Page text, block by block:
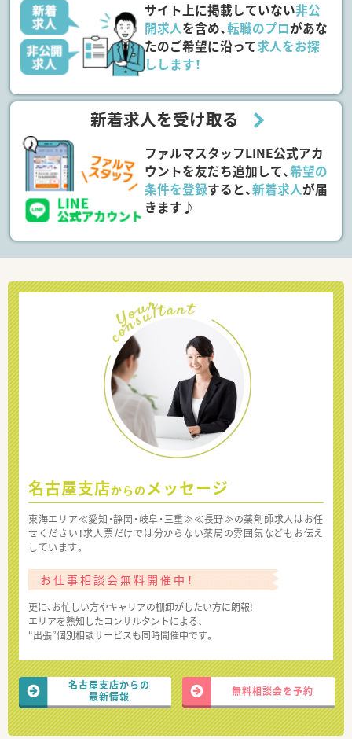
サイト上に掲載していない非公
開求人を含め、転職のプロがあな
たのご希望に沿って求人をお探
しします！
新着求人を受け取る
ファルマスタッフLINE公式アカ
ウントを友だち追加して、希望の
条件を登録すると、新着求人が届
きます♪
名古屋支店からの メッセージ
東海エリア≪愛知・静岡・岐阜・三重≫≪長野≫の薬剤師求人はお任
せください！求人票だけでは分からない薬局の雰囲気などもお伝え
しています。
お仕事相談会無料開催中！
更に、お忙しい方やキャリアの棚卸がしたい方に朗報!
エリアを熟知したコンサルタントによる、
“出張”個別相談サービスも同時開催中です。
名古屋支店からの
最新情報
無料相談会を予約